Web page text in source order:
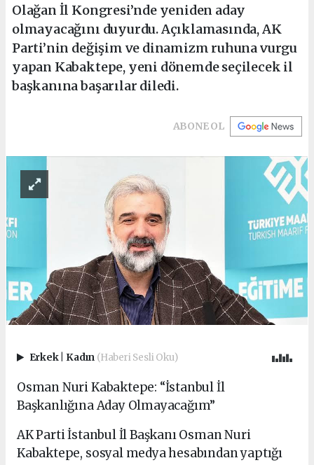
Olağan İl Kongresi’nde yeniden aday
olmayacağını duyurdu. Açıklamasında, AK
Parti’nin değişim ve dinamizm ruhuna vurgu
yapan Kabaktepe, yeni dönemde seçilecek il
başkanına başarılar diledi.
ABONE OL
Erkek Kadın (Haberi Sesli Oku)
Osman Nuri Kabaktepe: “İstanbul İl
Başkanlığına Aday Olmayacağım”
AK Parti İstanbul İl Başkanı Osman Nuri
Kabaktepe, sosyal medya hesabından yaptığı